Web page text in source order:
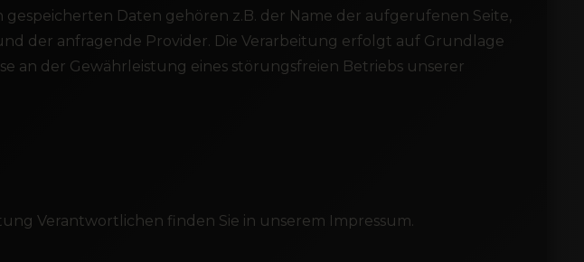
Daten gehören z.B. der Name der aufgerufenen Seite,
der anfragende Provider. Die Verarbeitung erfolgt auf Grundlage
an der Gewährleistung eines störungsfreien Betriebs unserer
Verantwortlichen finden Sie in unserem Impressum.